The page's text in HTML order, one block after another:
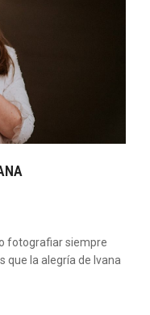
fotografiar siempre
que la alegría de Ivana